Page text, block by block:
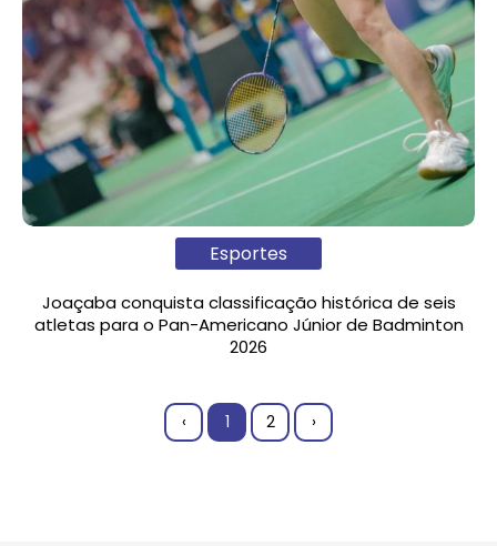
Esportes
Joaçaba conquista classificação histórica de seis
atletas para o Pan-Americano Júnior de Badminton
2026
‹ 1 2 ›